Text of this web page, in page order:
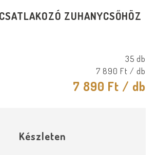
ZUHANYCSŐHÖZ
35 db
7 890 Ft / db
7 890 Ft / db
Készleten